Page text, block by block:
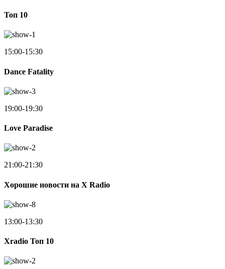
Toп 10
15:00-15:30
Dance Fatality
19:00-19:30
Love Paradise
21:00-21:30
Хорошие новости на X Radio
13:00-13:30
Xradio Топ 10